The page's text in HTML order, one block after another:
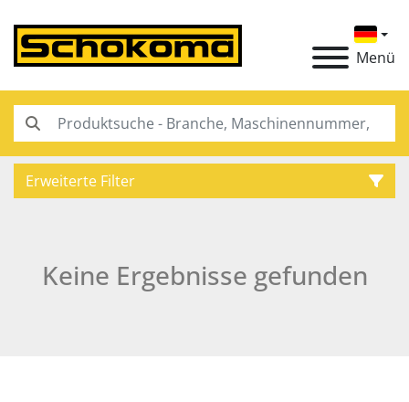
Menü
Erweiterte Filter
Hersteller
Keine Ergebnisse gefunden